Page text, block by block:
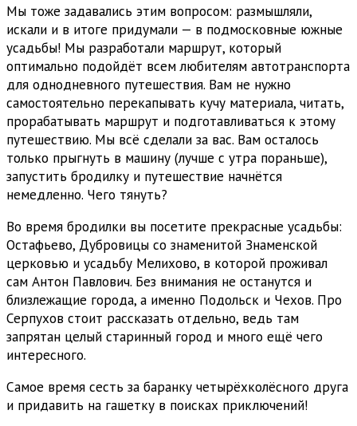
Мы тоже задавались этим вопросом: размышляли,
искали и в итоге придумали — в подмосковные южные
усадьбы! Мы разработали маршрут, который
оптимально подойдёт всем любителям автотранспорта
для однодневного путешествия. Вам не нужно
самостоятельно перекапывать кучу материала, читать,
прорабатывать маршрут и подготавливаться к этому
путешествию. Мы всё сделали за вас. Вам осталось
только прыгнуть в машину (лучше с утра пораньше),
запустить бродилку и путешествие начнётся
немедленно. Чего тянуть?
Во время бродилки вы посетите прекрасные усадьбы:
Остафьево, Дубровицы со знаменитой Знаменской
церковью и усадьбу Мелихово, в которой проживал
сам Антон Павлович. Без внимания не останутся и
близлежащие города, а именно Подольск и Чехов. Про
Серпухов стоит рассказать отдельно, ведь там
запрятан целый старинный город и много ещё чего
интересного.
Самое время сесть за баранку четырёхколёсного друга
и придавить на гашетку в поисках приключений!